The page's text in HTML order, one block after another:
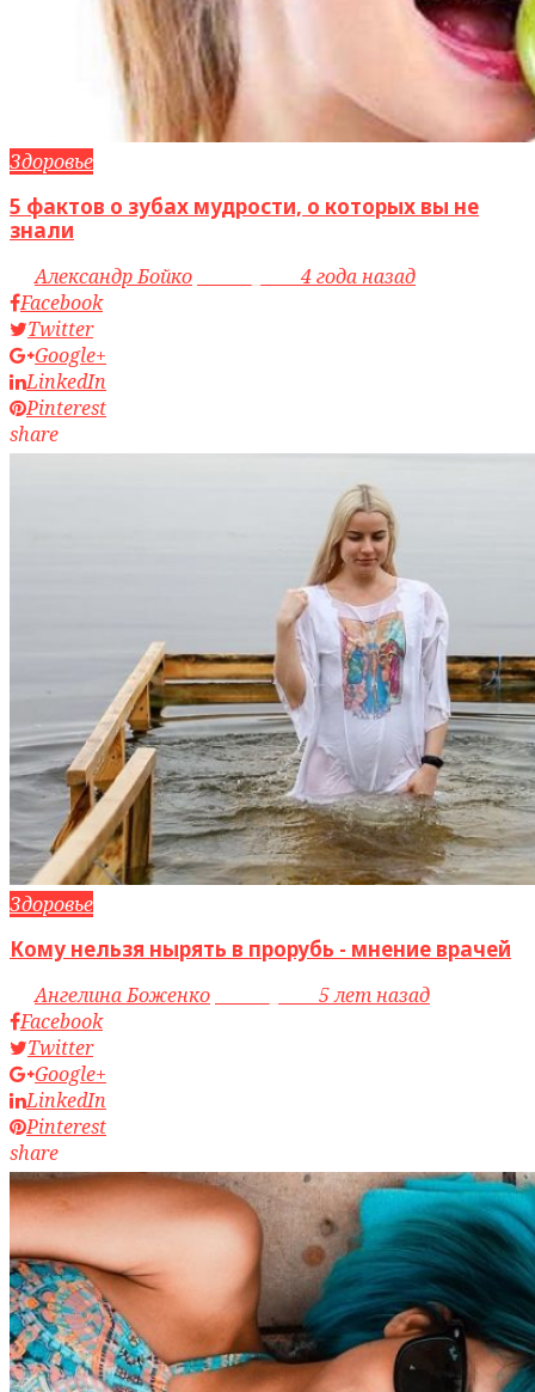
Здоровье
5 фактов о зубах мудрости, о которых вы не
знали
byАлександр Бойко
4 года назад
Facebook
Twitter
Google+
LinkedIn
Pinterest
share
Здоровье
Кому нельзя нырять в прорубь - мнение врачей
byАнгелина Боженко
5 лет назад
Facebook
Twitter
Google+
LinkedIn
Pinterest
share